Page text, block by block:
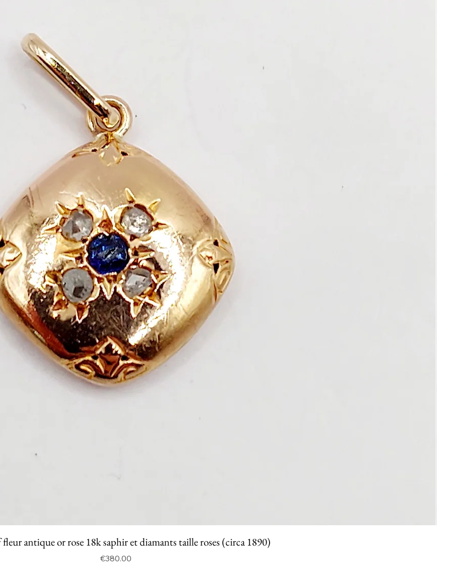
antique or rose 18k saphir et diamants taille roses (circa 1890)
Price
€380.00